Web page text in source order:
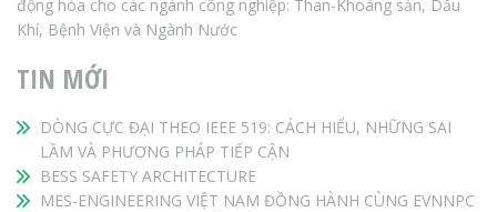
động hóa cho các ngành công nghiệp: Than-Khoáng sản, Dầu
Khí, Bệnh Viện và Ngành Nước
TIN MỚI
DÒNG CỰC ĐẠI THEO IEEE 519: CÁCH HIỂU, NHỮNG SAI
LẦM VÀ PHƯƠNG PHÁP TIẾP CẬN
BESS SAFETY ARCHITECTURE
MES-ENGINEERING VIỆT NAM ĐỒNG HÀNH CÙNG EVNNPC